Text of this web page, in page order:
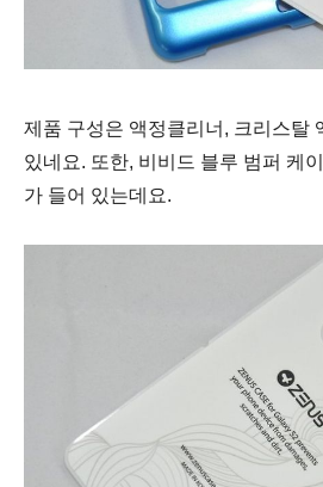
제품 구성은 액정클리너, 크리스탈
있네요. 또한, 비비드 블루 범퍼 케
가 들어 있는데요.